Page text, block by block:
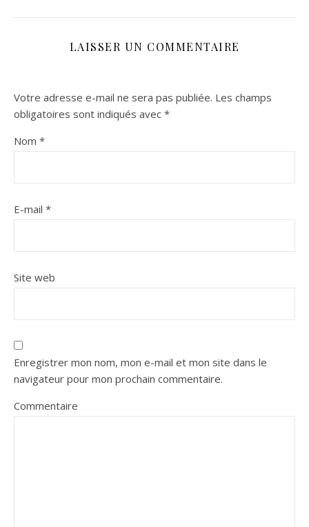
LAISSER UN COMMENTAIRE
Votre adresse e-mail ne sera pas publiée. Les champs
obligatoires sont indiqués avec *
Nom *
E-mail *
Site web
Enregistrer mon nom, mon e-mail et mon site dans le
navigateur pour mon prochain commentaire.
Commentaire